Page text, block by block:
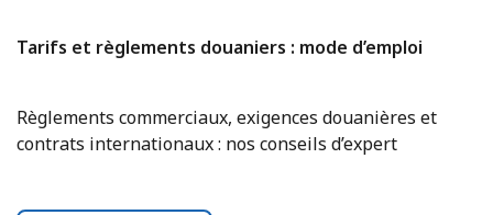
Tarifs et règlements douaniers : mode d’emploi
Règlements commerciaux, exigences douanières et
contrats internationaux : nos conseils d’expert